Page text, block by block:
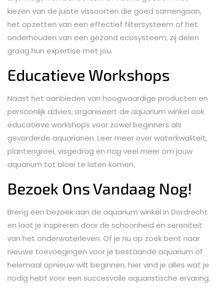
kiezen van de juiste vissoorten die goed samengaan,
het opzetten van een effectief filtersysteem of het
onderhouden van een gezond ecosysteem, zij delen
graag hun expertise met jou.
Educatieve Workshops
Naast het aanbieden van hoogwaardige producten en
persoonlijk advies, organiseert de aquarium winkel ook
educatieve workshops voor zowel beginners als
gevorderde aquarianen. Leer meer over waterkwaliteit,
plantengroei, visgedrag en nog veel meer om jouw
aquarium tot bloei te laten komen.
Bezoek Ons Vandaag Nog!
Breng een bezoek aan de aquarium winkel in Dordrecht
en laat je inspireren door de schoonheid en sereniteit
van het onderwaterleven. Of je nu op zoek bent naar
nieuwe toevoegingen voor je bestaande aquarium of
helemaal opnieuw wilt beginnen, hier vind je alles wat je
nodig hebt voor een succesvolle aquaristische ervaring.